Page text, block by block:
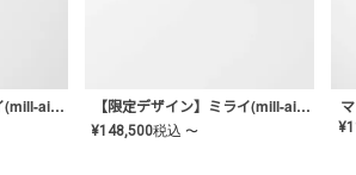
【限定デザイン】ミライ(mill-ai)リング 【限定デザイン】ミライ(mill-ai)リング
¥148,500税込 〜 ¥